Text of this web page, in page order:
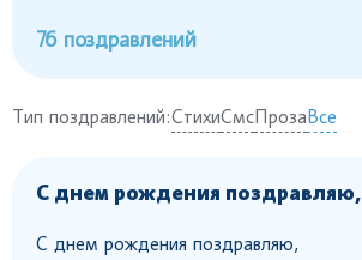
76 поздравлений
Тип поздравлений:СтихиСмсПрозаВсе
С днем рождения поздравляю,
С днем рождения поздравляю,